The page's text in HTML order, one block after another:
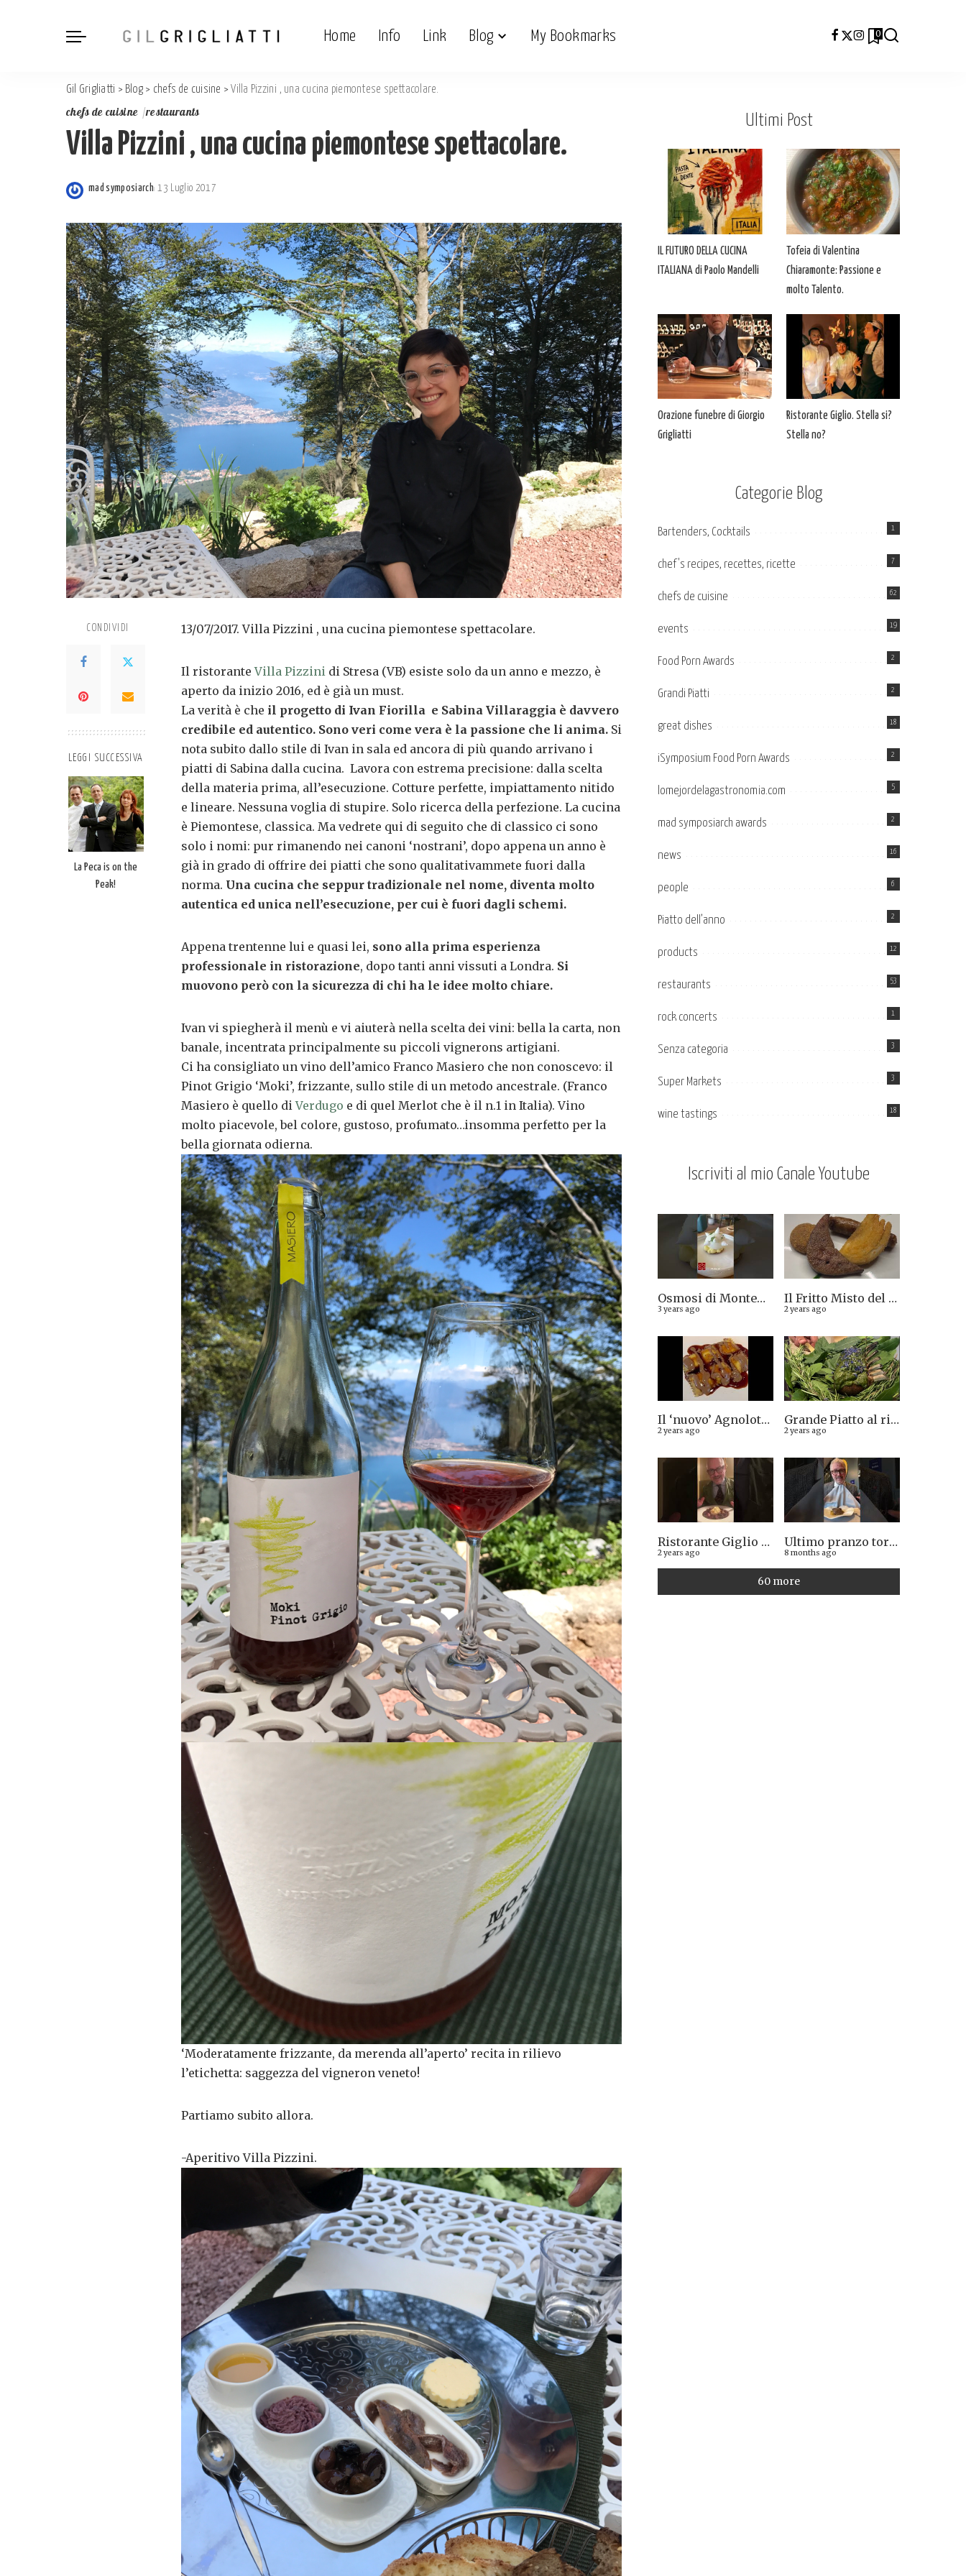
Home Info Link Blog My Bookmarks 0
Gil Grigliatti > Blog > chefs de cuisine >Villa Pizzini , una cucina piemontese spettacolare.
chefs de cuisine restaurants
Villa Pizzini , una cucina piemontese spettacolare.
Posted
mad symposiarch 13 Luglio 2017
CONDIVIDI
LEGGI SUCCESSIVA
La Peca is on the
Peak!
13/07/2017. Villa Pizzini , una cucina piemontese spettacolare.
Il ristoranteVilla Pizzini di Stresa (VB) esiste solo da un anno e mezzo, è
aperto da inizio 2016, ed è già un must.
La verità è che il progetto di Ivan Fiorilla e Sabina Villaraggia è davvero
credibile ed autentico. Sono veri come vera è la passione che li anima. Si
nota subito dallo stile di Ivan in sala ed ancora di più quando arrivano i
piatti di Sabina dalla cucina. Lavora con estrema precisione: dalla scelta
della materia prima, all’esecuzione. Cotture perfette, impiattamento nitido
e lineare. Nessuna voglia di stupire. Solo ricerca della perfezione. La cucina
è Piemontese, classica. Ma vedrete qui di seguito che di classico ci sono
solo i nomi: pur rimanendo nei canoni ‘nostrani’, dopo appena un anno è
già in grado di offrire dei piatti che sono qualitativammete fuori dalla
norma. Una cucina che seppur tradizionale nel nome, diventa molto
autentica ed unica nell’esecuzione, per cui è fuori dagli schemi.
Appena trentenne lui e quasi lei, sono alla prima esperienza
professionale in ristorazione, dopo tanti anni vissuti a Londra. Si
muovono però con la sicurezza di chi ha le idee molto chiare.
Ivan vi spiegherà il menù e vi aiuterà nella scelta dei vini: bella la carta, non
banale, incentrata principalmente su piccoli vignerons artigiani.
Ci ha consigliato un vino dell’amico Franco Masiero che non conoscevo: il
Pinot Grigio ‘Moki’, frizzante, sullo stile di un metodo ancestrale. (Franco
Masiero è quello diVerdugo e di quel Merlot che è il n.1 in Italia). Vino
molto piacevole, bel colore, gustoso, profumato…insomma perfetto per la
bella giornata odierna.
‘Moderatamente frizzante, da merenda all’aperto’ recita in rilievo
l’etichetta: saggezza del vigneron veneto!
Partiamo subito allora.
-Aperitivo Villa Pizzini.
Ultimi Post
IL FUTURO DELLA CUCINA
ITALIANA di Paolo Mandelli
Tofeia di Valentina
Chiaramonte: Passione e
molto Talento.
Orazione funebre di Giorgio
Grigliatti
Ristorante Giglio. Stella si?
Stella no?
Categorie Blog
Bartenders, Cocktails 1
chef's recipes, recettes, ricette 7
chefs de cuisine 62
events 19
Food Porn Awards 2
Grandi Piatti 2
great dishes 18
iSymposium Food Porn Awards 2
lomejordelagastronomia.com 5
mad symposiarch awards 2
news 16
people 6
Piatto dell’anno 2
products 12
restaurants 53
rock concerts 1
Senza categoria 3
Super Markets 3
wine tastings 18
Iscriviti al mio Canale Youtube
Osmosi di Montepulciano nuova stella Michelin. Avevamo visto lungo il 14.08.2023
3 years ago
Il Fritto Misto del Centro di Priocca
2 years ago
Il ‘nuovo’ Agnolotto di Torino del Mago Rabin
2 years ago
Grande Piatto al rist. Quintilio di Altare SV: Carrè di agnello in crosta di erbe aromatiche liguri
2 years ago
Ristorante Giglio di Lucca. Stella Michelin sì o no?
2 years ago
Ultimo pranzo torinese al ristorante Casa Vicina. 13/12/2025
8 months ago
60 more